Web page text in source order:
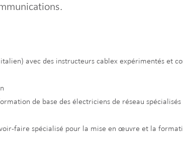
avec des instructeurs cablex expérimentés et
de base des électriciens de réseau spécialisés
faire spécialisé pour la mise en œuvre et la